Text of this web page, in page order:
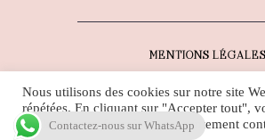
MENTIONS LÉGALES
Nous utilisons des cookies sur notre site
répétées. En cliquant sur "Accepter tout",
cookies" pour fournir un consentement
Contactez-nous sur WhatsApp